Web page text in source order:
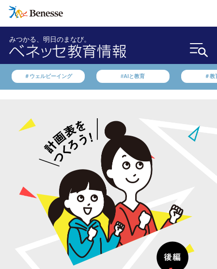
みつかる、明日のまなび。
＃ウェルビーイング #AIと教育 ＃教